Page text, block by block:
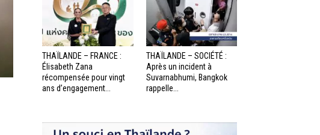
THAÏLANDE – FRANCE :
Élisabeth Zana
récompensée pour vingt
ans d’engagement...
THAÏLANDE – SOCIÉTÉ :
Après un incident à
Suvarnabhumi, Bangkok
rappelle...